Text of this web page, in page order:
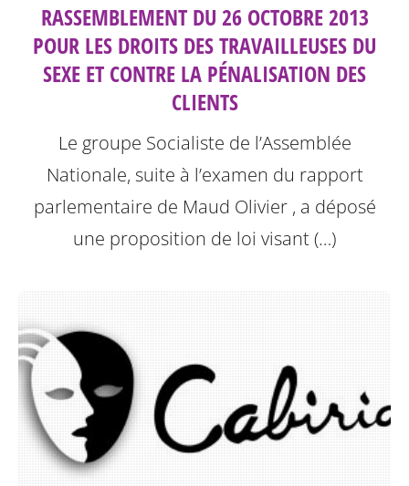
RASSEMBLEMENT DU 26 OCTOBRE 2013
POUR LES DROITS DES TRAVAILLEUSES DU
SEXE ET CONTRE LA PÉNALISATION DES
CLIENTS
Le groupe Socialiste de l’Assemblée
Nationale, suite à l’examen du rapport
parlementaire de Maud Olivier , a déposé
une proposition de loi visant (…)